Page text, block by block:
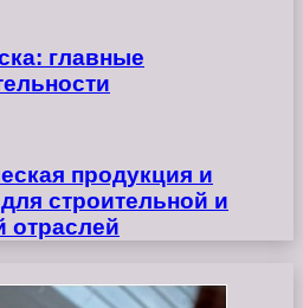
главные
продукция и
строительной и